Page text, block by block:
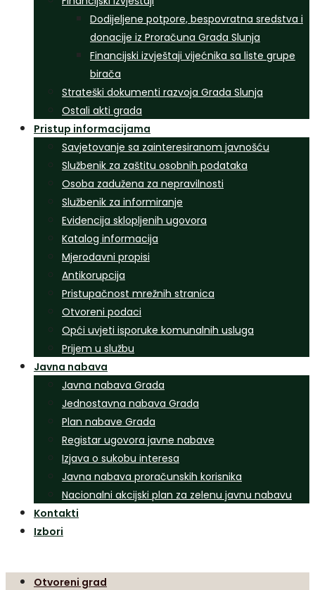
Dodijeljene potpore, bespovratna sredstva i
donacije iz Proračuna Grada Slunja
Financijski izvještaji vijećnika sa liste grupe
birača
Strateški dokumenti razvoja Grada Slunja
Ostali akti grada
Pristup informacijama
Savjetovanje sa zainteresiranom javnošću
Službenik za zaštitu osobnih podataka
Osoba zadužena za nepravilnosti
Službenik za informiranje
Evidencija sklopljenih ugovora
Katalog informacija
Mjerodavni propisi
Antikorupcija
Pristupačnost mrežnih stranica
Otvoreni podaci
Opći uvjeti isporuke komunalnih usluga
Prijem u službu
Javna nabava
Javna nabava Grada
Jednostavna nabava Grada
Plan nabave Grada
Registar ugovora javne nabave
Izjava o sukobu interesa
Javna nabava proračunskih korisnika
Nacionalni akcijski plan za zelenu javnu nabavu
Kontakti
Izbori
Otvoreni grad